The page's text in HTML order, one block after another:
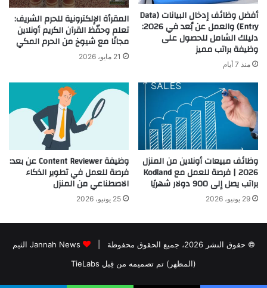
أفضل وظائف إدخال البيانات (Data
Entry) والعمل عن بُعد في 2026:
دليلك الشامل للحصول على
وظيفة براتب مميز
منذ 7 أيام
المقرأة الإلكترونية للحرم الشريف:
تعلم وحفّظ القرآن الكريم أونلاين
مجانًا مع شيوخ من الحرم المكي
21 مايو، 2026
وظائف مبيعات أونلاين من المنزل
2026 | فرصة للعمل مع Kodland
براتب يصل إلى 900 دولار شهريًا
29 يونيو، 2026
وظيفة Content Reviewer عن بعد:
فرصة للعمل في تطوير الذكاء
الاصطناعي من المنزل
25 يونيو، 2026
© حقوق النشر 2026، جميع الحقوق محفوظة |
Jannah News الثيم
(المظهر) تم تصميمه من قِبل TieLabs